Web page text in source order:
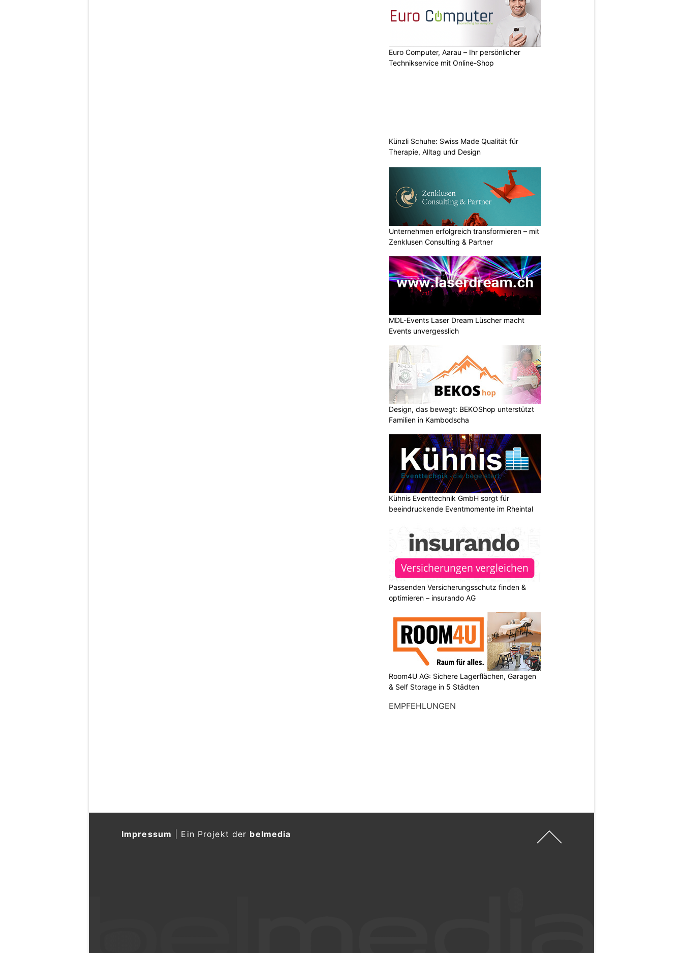
Euro Computer, Aarau – Ihr persönlicher
Technikservice mit Online-Shop
Künzli Schuhe: Swiss Made Qualität für
Therapie, Alltag und Design
Unternehmen erfolgreich transformieren – mit
Zenklusen Consulting & Partner
MDL-Events Laser Dream Lüscher macht
Events unvergesslich
Design, das bewegt: BEKOShop unterstützt
Familien in Kambodscha
Kühnis Eventtechnik GmbH sorgt für
beeindruckende Eventmomente im Rheintal
Passenden Versicherungsschutz finden &
optimieren – insurando AG
Room4U AG: Sichere Lagerflächen, Garagen
& Self Storage in 5 Städten
EMPFEHLUNGEN
Impressum Ein Projekt der belmedia